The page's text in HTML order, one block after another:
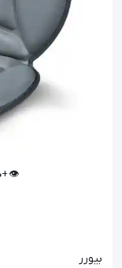
👁️ +
بیورر